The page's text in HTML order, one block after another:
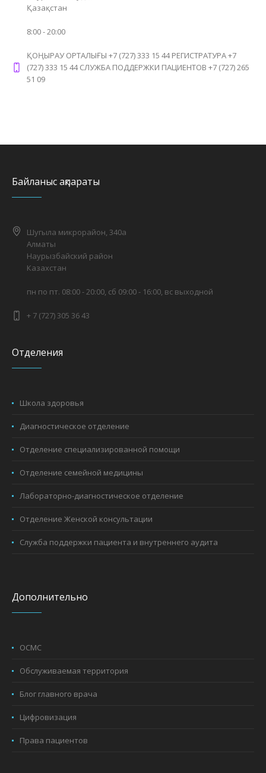
Қазақстан
8:00 - 20:00
ҚОҢЫРАУ ОРТАЛЫҒЫ +7 (727) 333 15 44 РЕГИСТРАТУРА +7
(727) 333 15 44 СЛУЖБА ПОДДЕРЖКИ ПАЦИЕНТОВ +7 (727) 265
51 09
Байланыс ақпараты
Шугыла микрорайон, 340а
Алматы
Наурызбайский район
Казахстан
пн по пт. 08:00 - 20:00, сб 09:00 - 16:00, вс выходной
+ 7 (727) 305 36 43
Отделения
Школа здоровья
Диагностическое отделение
Отделение специализированной помощи
Отделение семейной медицины
Лабораторно-диагностическое отделение
Отделение Женской консультации
Служба поддержки пациента и внутреннего аудита
Дополнительно
ОСМС
Обслуживаемая территория
Блог главного врача
Цифровизация
Права пациентов